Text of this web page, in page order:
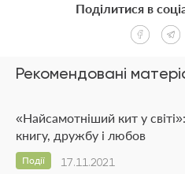
Рекомендовані
«Найсамотніший кит у
книгу, дружбу і любов
17.11.2021
Події
Поділитися в